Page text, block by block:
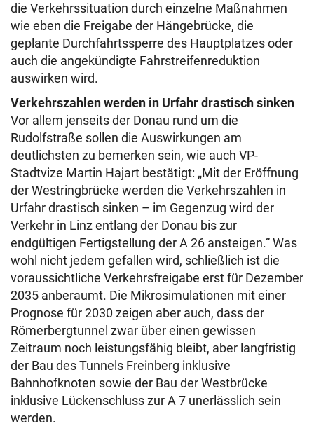
die Verkehrssituation durch einzelne Maßnahmen
wie eben die Freigabe der Hängebrücke, die
geplante Durchfahrtssperre des Hauptplatzes oder
auch die angekündigte Fahrstreifenreduktion
auswirken wird.
Verkehrszahlen werden in Urfahr drastisch sinken
Vor allem jenseits der Donau rund um die
Rudolfstraße sollen die Auswirkungen am
deutlichsten zu bemerken sein, wie auch VP-
Stadtvize Martin Hajart bestätigt: „Mit der Eröffnung
der Westringbrücke werden die Verkehrszahlen in
Urfahr drastisch sinken – im Gegenzug wird der
Verkehr in Linz entlang der Donau bis zur
endgültigen Fertigstellung der A 26 ansteigen.“ Was
wohl nicht jedem gefallen wird, schließlich ist die
voraussichtliche Verkehrsfreigabe erst für Dezember
2035 anberaumt. Die Mikrosimulationen mit einer
Prognose für 2030 zeigen aber auch, dass der
Römerbergtunnel zwar über einen gewissen
Zeitraum noch leistungsfähig bleibt, aber langfristig
der Bau des Tunnels Freinberg inklusive
Bahnhofknoten sowie der Bau der Westbrücke
inklusive Lückenschluss zur A 7 unerlässlich sein
werden.